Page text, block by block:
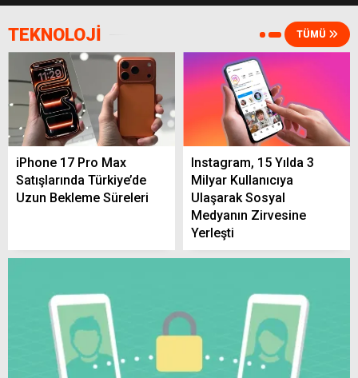
Hizmete Girdi
Otomobil ile Minibüs Çarpıştı, 2 Kişi Hayatını
Kaybetti
Yerköy ve Sorgun’da 2 Sürücüye Toplam
400 Bin TL Ceza
Yerköy’de 08 Ağustos Cumartesi Hava
TEKNOLOJİ TÜMÜ
iPhone 17 Pro Max
Satışlarında Türkiye’de
Uzun Bekleme Süreleri
Instagram, 15 Yılda 3
Milyar Kullanıcıya
Ulaşarak Sosyal
Medyanın Zirvesine
Yerleşti